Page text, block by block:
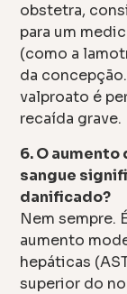
obstetra,
para um
(como a
da
valproato é
recaída grave.
6. O
sangue
danificado?
Nem sempre.
aumento
hepáticas
superior do